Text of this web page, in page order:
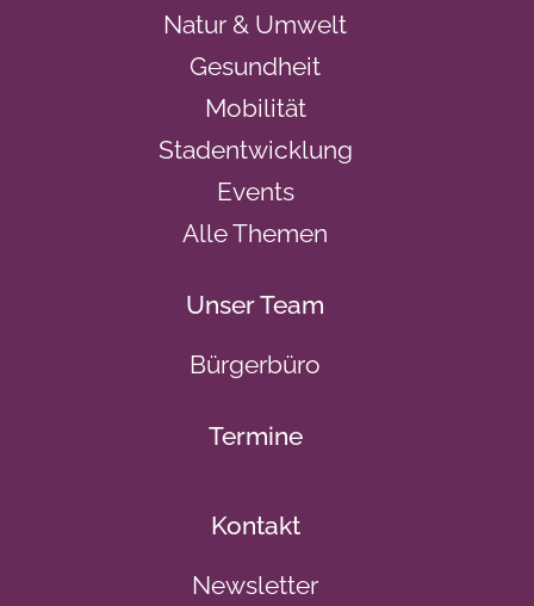
Natur & Umwelt
Gesundheit
Mobilität
Stadentwicklung
Events
Alle Themen
Unser Team
Bürgerbüro
Termine
Kontakt
Newsletter